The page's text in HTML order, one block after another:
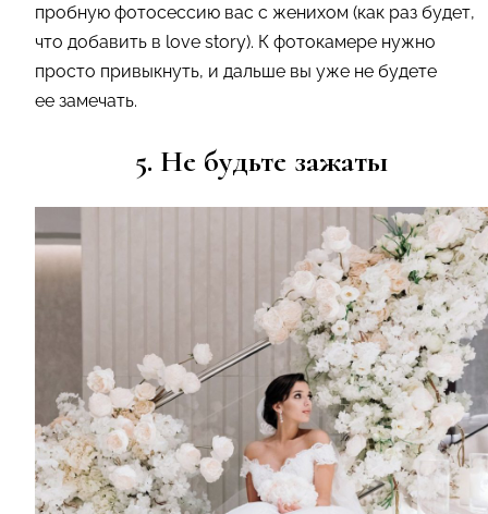
пробную фотосессию вас с женихом (как раз будет,
что добавить в love story). К фотокамере нужно
просто привыкнуть, и дальше вы уже не будете
ее замечать.
5. Не будьте зажаты